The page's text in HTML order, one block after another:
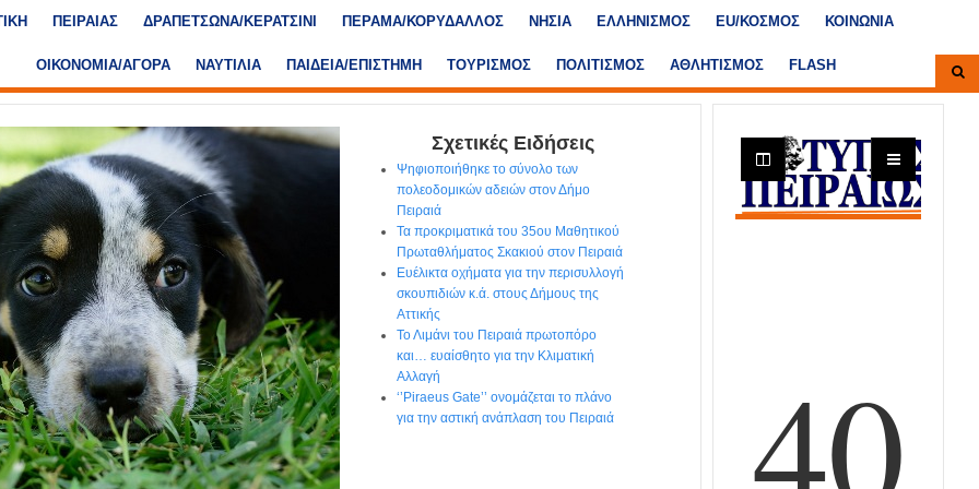
ΠΕΙΡΑΙΑΣ ΔΡΑΠΕΤΣΩΝΑ/ΚΕΡΑΤΣΙΝΙ ΠΕΡΑΜΑ/ΚΟΡΥΔΑΛΛΟΣ ΝΗΣΙΑ ΕΛΛΗΝΙΣΜΟΣ ΕU/ΚΟΣΜΟΣ ΚΟΙΝΩΝΙΑ
ΟΙΚΟΝΟΜΙΑ/ΑΓΟΡΑ ΝΑΥΤΙΛΙΑ ΠΑΙΔΕΙΑ/ΕΠΙΣΤΗΜΗ ΤΟΥΡΙΣΜΟΣ ΠΟΛΙΤΙΣΜΟΣ ΑΘΛΗΤΙΣΜΟΣ FLASH
Σχετικές Ειδήσεις
Ψηφιοποιήθηκε το σύνολο των
πολεοδομικών αδειών στον Δήμο
Πειραιά
Τα προκριματικά του 35ου Μαθητικού
Πρωταθλήματος Σκακιού στον Πειραιά
Ευέλικτα οχήματα για την περισυλλογή
σκουπιδιών κ.ά. στους Δήμους της
Αττικής
Το Λιμάνι του Πειραιά πρωτοπόρο
και… ευαίσθητο για την Κλιματική
Αλλαγή
‘’Piraeus Gate’’ ονομάζεται το πλάνο
για την αστική ανάπλαση του Πειραιά